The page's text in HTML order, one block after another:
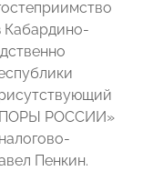
Кабардино-
РОССИИ»
Пенкин.